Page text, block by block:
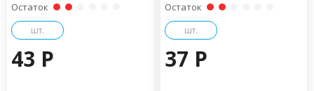
Остаток
шт.
43 P
Остаток
шт.
37 P